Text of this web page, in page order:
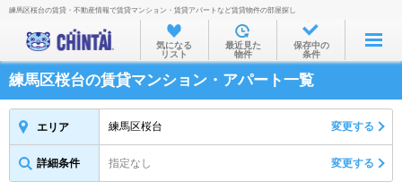
お部屋を探す
沿線・駅から
住所から
練馬区桜台の賃貸・不動産情報で賃貸マンション・賃貸アパートなど賃貸物件の部屋探し
気になる
リスト
最近見た
物件
保存中の
条件
練馬区桜台の賃貸マンション・アパート一覧
エリア 練馬区桜台 変更する
詳細条件 指定なし 変更する